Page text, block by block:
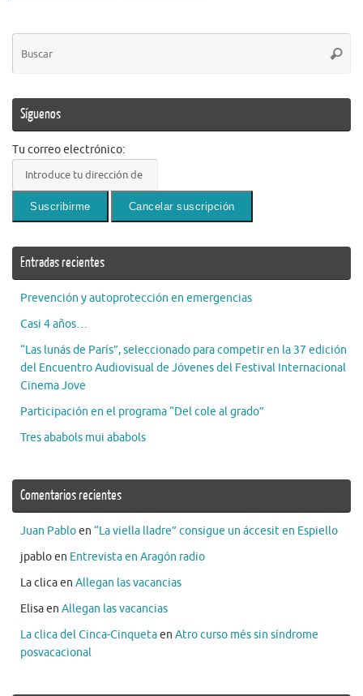
Síguenos
Tu correo electrónico:
Entradas recientes
Prevención y autoprotección en emergencias
Casi 4 años…
“Las lunás de París”, seleccionado para competir en la 37 edición
del Encuentro Audiovisual de Jóvenes del Festival Internacional
Cinema Jove
Participación en el programa “Del cole al grado”
Tres ababols mui ababols
Comentarios recientes
Juan Pabloen “La viella lladre” consigue un áccesit en Espiello
jpabloen Entrevista en Aragón radio
La clicaen Allegan las vacancias
Elisaen Allegan las vacancias
La clica del Cinca-Cinquetaen Atro curso més sin síndrome
posvacacional